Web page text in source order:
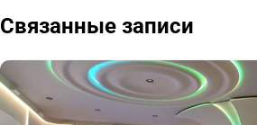
Связанные записи